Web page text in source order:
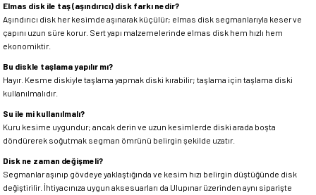
Elmas disk ile taş (aşındırıcı) disk farkı nedir?
Aşındırıcı disk her kesimde aşınarak küçülür; elmas disk segmanlarıyla keser ve
çapını uzun süre korur. Sert yapı malzemelerinde elmas disk hem hızlı hem
ekonomiktir.
Bu diskle taşlama yapılır mı?
Hayır. Kesme diskiyle taşlama yapmak diski kırabilir; taşlama için taşlama diski
kullanılmalıdır.
Su ile mi kullanılmalı?
Kuru kesime uygundur; ancak derin ve uzun kesimlerde diski arada boşta
döndürerek soğutmak segman ömrünü belirgin şekilde uzatır.
Disk ne zaman değişmeli?
Segmanlar aşınıp gövdeye yaklaştığında ve kesim hızı belirgin düştüğünde disk
değiştirilir. İhtiyacınıza uygun aksesuarları da Ulupınar üzerinden aynı siparişte